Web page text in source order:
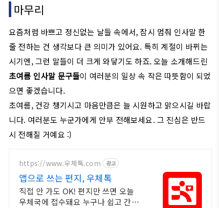
마무리
요즘처럼 바쁘고 정신없는 날들 속에서, 잠시 멈춰 인사말 한
줄 전하는 건 생각보다 큰 의미가 있어요. 특히 계절이 바뀌는
시기엔, 그런 말들이 더 크게 와닿기도 하죠. 오늘 소개해드린
초여름 인사말 문구들이 여러분의 일상 속 작은 따뜻함이 되었
으면 좋겠습니다.
초여름, 건강 챙기시고 마음만큼은 늘 시원하고 맑으시길 바랍
니다. 여러분도 누군가에게 안부 전해보세요. 그 진심은 반드
시 전해질 거예요 :)
https://www.우체톡.com 광고
앱으로 쓰는 편지, 우체톡
직접 안 가도 OK! 편지만 쓰면 오늘
우체국에 접수돼요 누구나 쉽고 간편